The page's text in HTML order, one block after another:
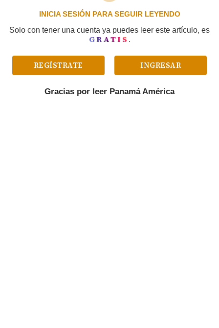
INICIA SESIÓN PARA SEGUIR LEYENDO
Solo con tener una cuenta ya puedes leer este artículo, es
GRATIS .
REGÍSTRATE INGRESAR
Gracias por leer Panamá América